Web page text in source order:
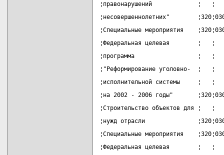
¦правонарушений             ¦
¦несовершеннолетних"
¦Специальные мероприятия
¦Федеральная целевая
¦программа                  ¦
¦"Реформирование уголовно-
¦исполнительной системы
¦на 2002 - 2006 годы"
¦Строительство объектов
¦нужд отрасли
¦Специальные мероприятия
¦Федеральная целевая